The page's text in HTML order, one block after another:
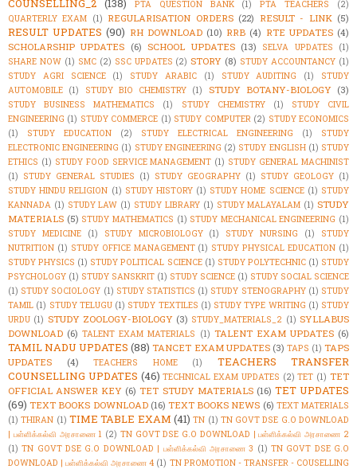
COUNSELLING_2 (138) PTA QUESTION BANK (1) PTA TEACHERS
(2)
QUARTERLY EXAM (1) REGULARISATION ORDERS (22) RESULT - LINK (5)
RESULT UPDATES (90) RH DOWNLOAD (10) RRB (4) RTE UPDATES (4)
SCHOLARSHIP UPDATES (6) SCHOOL UPDATES (13) SELVA UPDATES
(1)
SHARE NOW (1) SMC (2) SSC UPDATES (2) STORY (8) STUDY ACCOUNTANCY (1)
STUDY AGRI SCIENCE
(1) STUDY ARABIC (1) STUDY AUDITING (1)
STUDY
AUTOMOBILE (1) STUDY BIO CHEMISTRY (1) STUDY BOTANY-BIOLOGY (3)
STUDY BUSINESS MATHEMATICS (1) STUDY CHEMISTRY (1)
STUDY CIVIL
ENGINEERING (1) STUDY COMMERCE (1) STUDY COMPUTER (2) STUDY ECONOMICS
(1)
STUDY EDUCATION (2) STUDY ELECTRICAL ENGINEERING (1)
STUDY
ELECTRONIC ENGINEERING (1) STUDY ENGINEERING (2) STUDY ENGLISH (1) STUDY
ETHICS (1) STUDY FOOD SERVICE MANAGEMENT (1) STUDY GENERAL MACHINIST
(1) STUDY GENERAL STUDIES (1) STUDY GEOGRAPHY (1) STUDY GEOLOGY (1)
STUDY HINDU RELIGION (1) STUDY HISTORY (1) STUDY HOME SCIENCE (1) STUDY
KANNADA (1) STUDY LAW (1) STUDY LIBRARY (1) STUDY MALAYALAM (1) STUDY
MATERIALS (5) STUDY MATHEMATICS (1) STUDY MECHANICAL ENGINEERING (1)
STUDY MEDICINE
(1) STUDY MICROBIOLOGY (1) STUDY NURSING (1)
STUDY
NUTRITION (1) STUDY OFFICE MANAGEMENT (1) STUDY PHYSICAL EDUCATION (1)
STUDY PHYSICS (1) STUDY POLITICAL SCIENCE (1) STUDY POLYTECHNIC (1) STUDY
PSYCHOLOGY (1) STUDY SANSKRIT (1) STUDY SCIENCE (1) STUDY SOCIAL SCIENCE
(1) STUDY SOCIOLOGY (1) STUDY STATISTICS (1) STUDY STENOGRAPHY (1) STUDY
TAMIL (1) STUDY TELUGU (1) STUDY TEXTILES (1) STUDY TYPE WRITING (1) STUDY
URDU (1) STUDY ZOOLOGY-BIOLOGY (3) STUDY_MATERIALS_2 (1) SYLLABUS
DOWNLOAD (6) TALENT EXAM MATERIALS (1) TALENT EXAM UPDATES (6)
TAMIL NADU UPDATES (88) TANCET EXAM UPDATES (3) TAPS (1) TAPS
UPDATES
(4) TEACHERS HOME (1)
TEACHERS TRANSFER
COUNSELLING UPDATES (46) TECHNICAL EXAM UPDATES (2) TET (1) TET
OFFICIAL ANSWER KEY (6) TET STUDY MATERIALS (16) TET UPDATES
(69) TEXT BOOKS DOWNLOAD (16) TEXT BOOKS NEWS (6) TEXT MATERIALS
(1) THIRAN (1) TIME TABLE EXAM (41) TN (1) TN GOVT DSE G.O DOWNLOAD
| பள்ளிக்கல்வி அரசாணை 1 (2) TN GOVT DSE G.O DOWNLOAD | பள்ளிக்கல்வி அரசாணை 2
(1) TN GOVT DSE G.O DOWNLOAD | பள்ளிக்கல்வி அரசாணை 3 (1) TN GOVT DSE G.O
DOWNLOAD | பள்ளிக்கல்வி அரசாணை 4 (1) TN PROMOTION - TRANSFER - COUSELLING